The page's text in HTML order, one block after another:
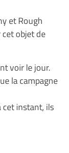
et Rough
cet objet de
voir le jour.
la campagne
instant, ils